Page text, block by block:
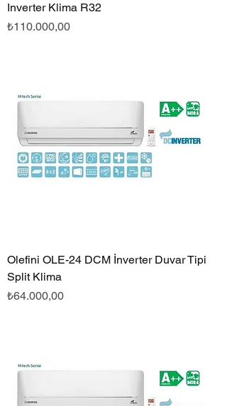
Inverter Klima R32
Fiyat
₺110.000,00
Olefini OLE-24 DCM İnverter Duvar Tipi
Split Klima
Fiyat
₺64.000,00